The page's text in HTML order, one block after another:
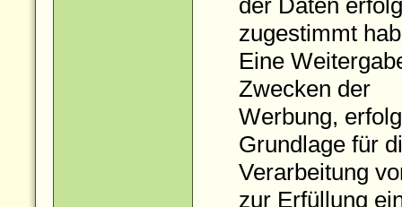
der Daten
zugestimmt
Eine
Zwecken der
Werbung,
Grundlage für
Verarbeitung
zur Erfüllung